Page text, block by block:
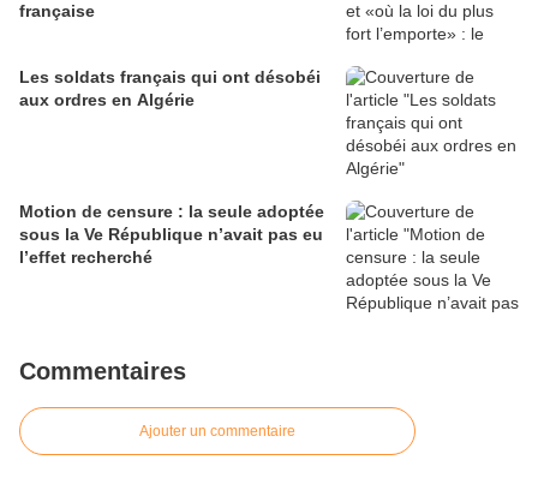
française
Les soldats français qui ont désobéi
aux ordres en Algérie
Motion de censure : la seule adoptée
sous la Ve République n’avait pas eu
l’effet recherché
Commentaires
Ajouter un commentaire